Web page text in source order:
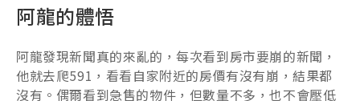
阿龍的體悟
阿龍發現新聞真的來亂的，每次看到房市要崩的新聞，
他就去爬591，看看自家附近的房價有沒有崩，結果都
沒有。偶爾看到急售的物件，但數量不多，也不會壓低